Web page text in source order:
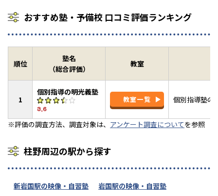
おすすめ塾・予備校 口コミ評価ランキング
順位
塾名
（総合評価）
教室
1
個別指導の明光義塾
3.6
教室一覧 個別指導塾の
※評価の調査方法、調査対象は、 アンケート調査についてを参照
柱野周辺の駅から探す
新岩国駅の映像・自習塾
岩国駅の映像・自習塾